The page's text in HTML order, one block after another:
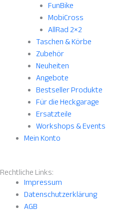
FunBike
MobiCross
AllRad 2×2
Taschen & Körbe
Zubehör
Neuheiten
Angebote
Bestseller Produkte
Für die Heckgarage
Ersatzteile
Workshops & Events
Mein Konto
Rechtliche Links:
Impressum
Datenschutzerklärung
AGB